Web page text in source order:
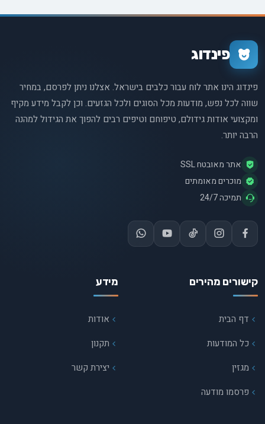
פינדוג
פינדוג הינו אתר לוח עבור כלבים בישראל. אצלנו ניתן לפרסם, במחיר
שווה לכל נפש, מודעות מכל הסוגים ולכל הגזעים. וכן לקבל מידע מקיף
ומקצועי אודות גידולם, טיפוחם וטיפים רבים להפוך את הגידול למהנה
הרבה יותר.
אתר מאובטח SSL
מוכרים מאומתים
תמיכה 24/7
קישורים מהירים
דף הבית
כל המודעות
מגזין
פרסמו מודעה
מידע
אודות
תקנון
יצירת קשר